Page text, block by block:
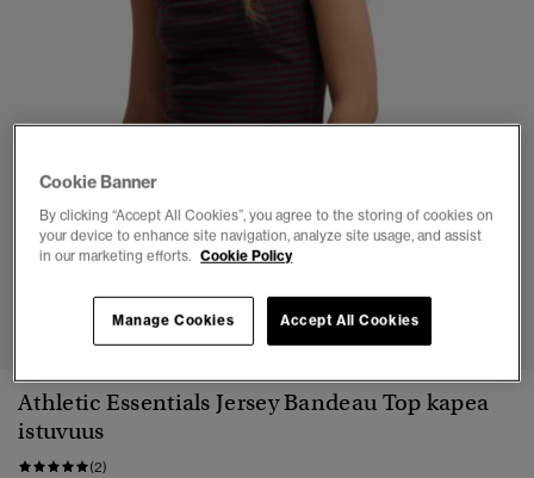
1 2 3 4 5 6 7
Athletic Essentials Jersey Bandeau Top kapea
istuvuus
(2)
Cookie Banner
By clicking “Accept All Cookies”, you agree to the storing of cookies on
your device to enhance site navigation, analyze site usage, and assist
in our marketing efforts. Cookie Policy
Accept All Cookies
Manage Cookies